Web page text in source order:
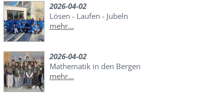
2026-04-02
Lösen - Laufen - Jubeln
mehr...
2026-04-02
Mathematik in den Bergen
mehr...